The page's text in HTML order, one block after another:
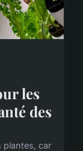
les
des
plantes, car